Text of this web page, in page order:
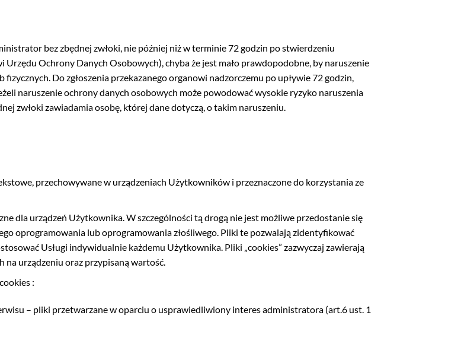
bez zbędnej zwłoki, nie później niż w terminie 72 godzin po stwierdzeniu
Urzędu Ochrony Danych Osobowych), chyba że jest mało prawdopodobne, by naruszenie
Do zgłoszenia przekazanego organowi nadzorczemu po upływie 72 godzin,
naruszenie ochrony danych osobowych może powodować wysokie ryzyko naruszenia
zwłoki zawiadamia osobę, której dane dotyczą, o takim naruszeniu.
przechowywane w urządzeniach Użytkowników i przeznaczone do korzystania ze
dla urządzeń Użytkownika. W szczególności tą drogą nie jest możliwe przedostanie się
oprogramowania lub oprogramowania złośliwego. Pliki te pozwalają zidentyfikować
Usługi indywidualnie każdemu Użytkownika. Pliki „cookies” zazwyczaj zawierają
na urządzeniu oraz przypisaną wartość.
:
– pliki przetwarzane w oparciu o usprawiedliwiony interes administratora (art.6 ust. 1